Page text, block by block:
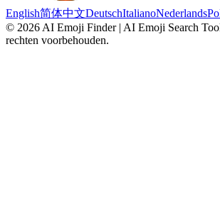
English简体中文DeutschItalianoNederlands
© 2026 AI Emoji Finder | AI Emoji Search
rechten voorbehouden.